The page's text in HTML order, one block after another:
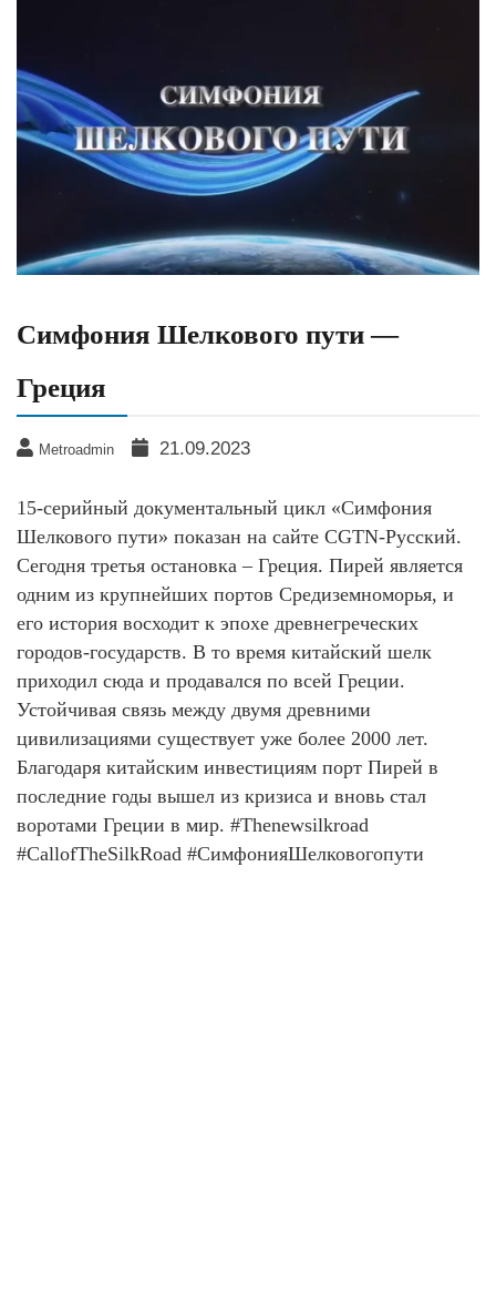
Симфония Шелкового пути —
Греция
Metroadmin 21.09.2023
15-серийный документальный цикл «Симфония
Шелкового пути» показан на сайте CGTN-Русский.
Сегодня третья остановка – Греция. Пирей является
одним из крупнейших портов Средиземноморья, и
его история восходит к эпохе древнегреческих
городов-государств. В то время китайский шелк
приходил сюда и продавался по всей Греции.
Устойчивая связь между двумя древними
цивилизациями существует уже более 2000 лет.
Благодаря китайским инвестициям порт Пирей в
последние годы вышел из кризиса и вновь стал
воротами Греции в мир. #Thenewsilkroad
#CallofTheSilkRoad #СимфонияШелковогопути